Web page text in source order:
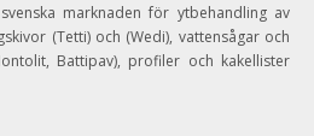
marknaden för ytbehandling av
(Tetti) och (Wedi), vattensågar och
Battipav), profiler och kakellister